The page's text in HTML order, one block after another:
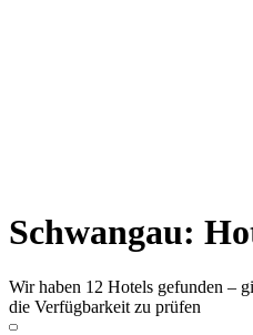
Schwangau:
Wir haben 12 Hotels gefunden –
die Verfügbarkeit zu prüfen